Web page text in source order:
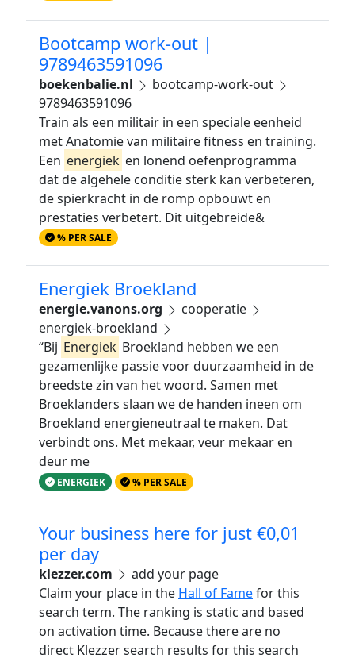
Bootcamp work-out |
9789463591096
boekenbalie.nl
bootcamp-work-out
9789463591096
Train als een militair in een speciale eenheid
met Anatomie van militaire fitness en training.
Een energiek en lonend oefenprogramma
dat de algehele conditie sterk kan verbeteren,
de spierkracht in de romp opbouwt en
prestaties verbetert. Dit uitgebreide&
% PER SALE
Energiek Broekland
energie.vanons.org
cooperatie
energiek-broekland
“Bij Energiek Broekland hebben we een
gezamenlijke passie voor duurzaamheid in de
breedste zin van het woord. Samen met
Broeklanders slaan we de handen ineen om
Broekland energieneutraal te maken. Dat
verbindt ons. Met mekaar, veur mekaar en
deur me
ENERGIEK % PER SALE
Your business here for just €0,01
per day
klezzer.com
add your page
Claim your place in the Hall of Famefor this
search term. The ranking is static and based
on activation time. Because there are no
direct Klezzer search results for this search